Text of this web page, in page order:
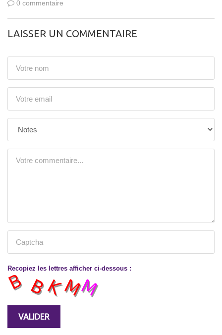
0 commentaire
LAISSER UN COMMENTAIRE
Recopiez les lettres afficher ci-dessous :